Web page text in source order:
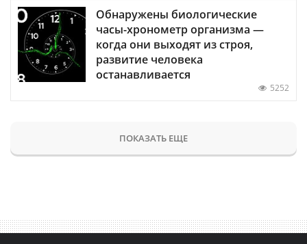
Обнаружены биологические
часы-хронометр организма —
когда они выходят из строя,
развитие человека
останавливается
5252
ПОКАЗАТЬ ЕЩЕ